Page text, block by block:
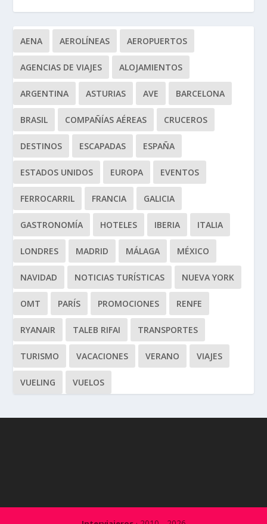
AENA AEROLÍNEAS AEROPUERTOS
AGENCIAS DE VIAJES ALOJAMIENTOS
ARGENTINA ASTURIAS AVE BARCELONA
BRASIL COMPAÑÍAS AÉREAS CRUCEROS
DESTINOS ESCAPADAS ESPAÑA
ESTADOS UNIDOS EUROPA EVENTOS
FERROCARRIL FRANCIA GALICIA
GASTRONOMÍA HOTELES IBERIA ITALIA
LONDRES MADRID MÁLAGA MÉXICO
NAVIDAD NOTICIAS TURÍSTICAS NUEVA YORK
OMT PARÍS PROMOCIONES RENFE
RYANAIR TALEB RIFAI TRANSPORTES
TURISMO VACACIONES VERANO VIAJES
VUELING VUELOS